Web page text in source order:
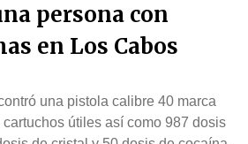
persona con
en Los Cabos
una pistola calibre 40 marca
útiles así como 987 dosis